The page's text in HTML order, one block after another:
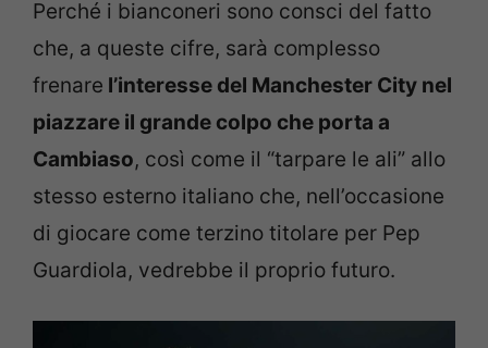
Perché i bianconeri sono consci del fatto
che, a queste cifre, sarà complesso
frenare l’interesse del Manchester City nel
piazzare il grande colpo che porta a
Cambiaso, così come il “tarpare le ali” allo
stesso esterno italiano che, nell’occasione
di giocare come terzino titolare per Pep
Guardiola, vedrebbe il proprio futuro.